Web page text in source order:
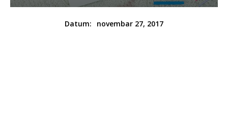
Datum: novembar 27, 2017